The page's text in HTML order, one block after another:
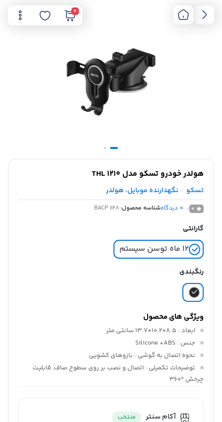
0
هولدر خودرو تسکو مدل THL 1210
تسکو / نگهدارنده موبایل، هولدر
0
0 دیدگاهشناسه محصول: BACP 1128
گارانتی
۱۲ ماه توسن سیستم
رنگبندی
ویژگی های محصول
ابعاد : 8.5*10.2*13.7 سانتی متر
جنس : Silicone +ABS
نحوه اتصال به گوشی : بازوهای کشویی
توضیحات تکمیلی : اتصال و نصب بر روی سطوح صاف, قابلیت
چرخش °360
آکام سنتر
منتخب